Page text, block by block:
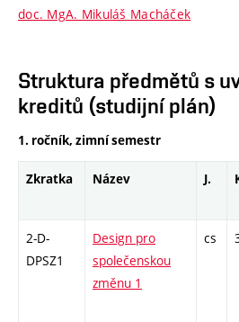
doc. MgA. Mikuláš Macháček
Struktura předmětů s
kreditů (studijní plán)
1. ročník, zimní semestr
Zkratka Název J.
2-D-
DPSZ1
Design pro
společenskou
změnu 1
cs